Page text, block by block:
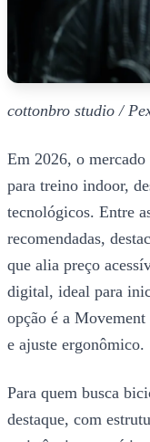
cottonbro studio /
Em 2026, o
para treino indoor,
tecnológicos. Entre
recomendadas,
que alia preço
digital, ideal para
opção é a
e ajuste ergonômico.
Para quem busca
destaque, com